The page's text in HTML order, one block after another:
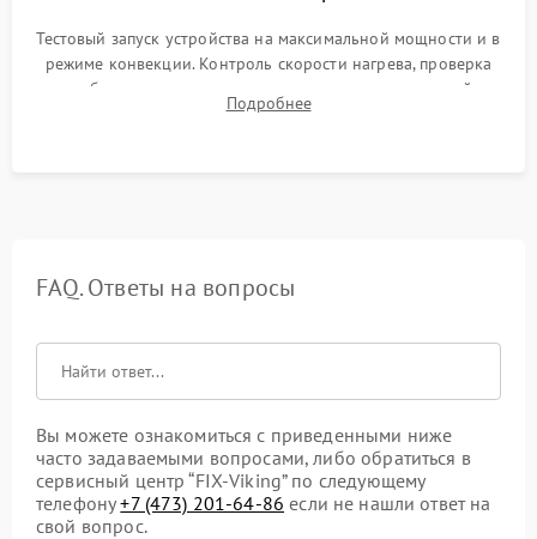
Тестовый запуск устройства на максимальной мощности и в
режиме конвекции. Контроль скорости нагрева, проверка
срабатывания термостата при достижении заданной
температуры и тест на отсутствие утечек тока.
Подробнее
FAQ. Ответы на вопросы
Вы можете ознакомиться с приведенными ниже
часто задаваемыми вопросами, либо обратиться в
сервисный центр “FIX-Viking” по следующему
телефону+7 (473) 201-64-86 если не нашли ответ на
свой вопрос.